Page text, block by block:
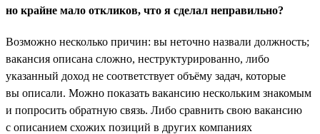
но крайне мало откликов, что я сделал неправильно?
Возможно несколько причин: вы неточно назвали должность;
вакансия описана сложно, неструктурированно, либо
указанный доход не соответствует объёму задач, которые
вы описали. Можно показать вакансию нескольким знакомым
и попросить обратную связь. Либо сравнить свою вакансию
с описанием схожих позиций в других компаниях